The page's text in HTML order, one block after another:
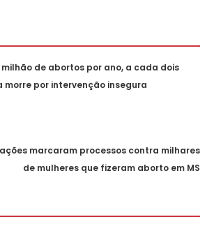
milhão de abortos por ano, a cada dois
morre por intervenção insegura
marcaram processos contra milhares
de mulheres que fizeram aborto em MS